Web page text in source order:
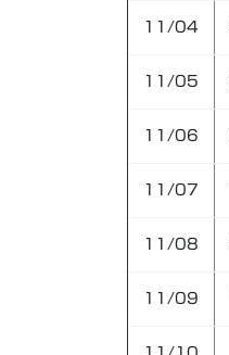
11/04
11/05
11/06
11/07
11/08
11/09